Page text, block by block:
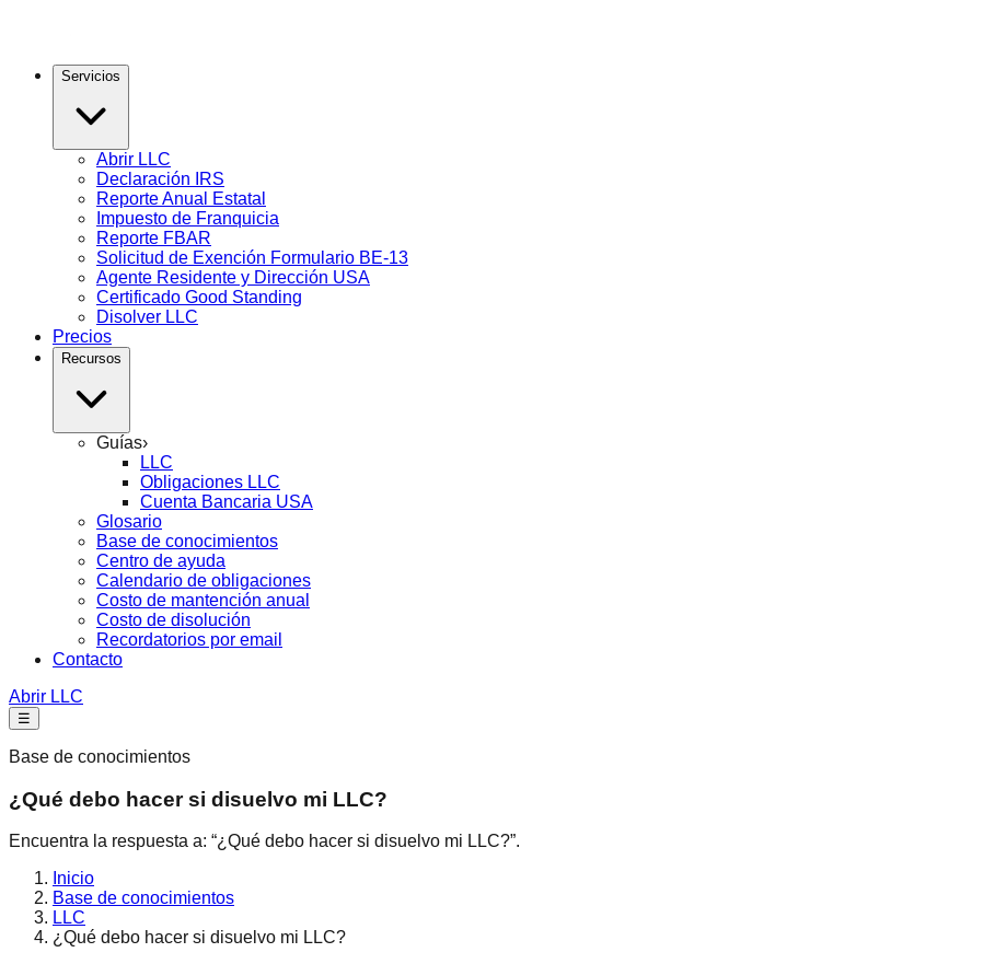
Servicios
Abrir LLC
Declaración IRS
Reporte Anual Estatal
Impuesto de Franquicia
Reporte FBAR
Solicitud de Exención Formulario BE-13
Agente Residente y Dirección USA
Certificado Good Standing
Disolver LLC
Precios
Recursos
Guías›
LLC
Obligaciones LLC
Cuenta Bancaria USA
Glosario
Base de conocimientos
Centro de ayuda
Calendario de obligaciones
Costo de mantención anual
Costo de disolución
Recordatorios por email
Contacto
Abrir LLC
☰
Base de conocimientos
¿Qué debo hacer si disuelvo mi LLC?
Encuentra la respuesta a: “¿Qué debo hacer si disuelvo mi LLC?”.
Inicio
Base de conocimientos
LLC
¿Qué debo hacer si disuelvo mi LLC?